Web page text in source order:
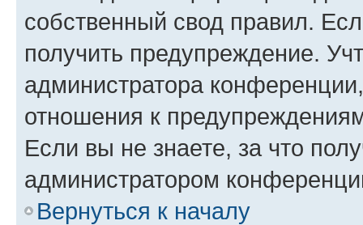
собственный свод правил.
получить предупреждение.
администратора
отношения к
Если вы не знаете, за что
администратором
Вернуться к началу